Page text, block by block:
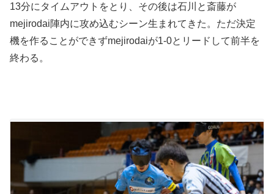
13分にタイムアウトをとり、その後は石川と斎藤が
mejirodai陣内に攻め込むシーン生まれてきた。ただ決定
機を作ることができずmejirodaiが1-0とリードして前半を
終わる。